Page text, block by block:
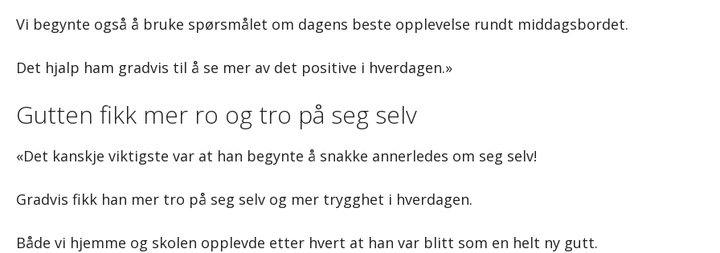
Vi begynte også å bruke spørsmålet om dagens beste opplevelse rundt middagsbordet.
Det hjalp ham gradvis til å se mer av det positive i hverdagen.»
Gutten fikk mer ro og tro på seg selv
«Det kanskje viktigste var at han begynte å snakke annerledes om seg selv!
Gradvis fikk han mer tro på seg selv og mer trygghet i hverdagen.
Både vi hjemme og skolen opplevde etter hvert at han var blitt som en helt ny gutt.